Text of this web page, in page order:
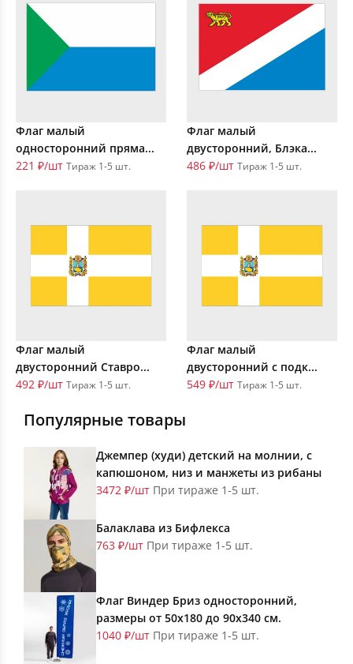
Флаг малый
односторонний пряма...
221 ₽/шт Тираж 1-5 шт.
Флаг малый
двусторонний, Блэка...
486 ₽/шт Тираж 1-5 шт.
Флаг малый
двусторонний Ставро...
492 ₽/шт Тираж 1-5 шт.
Флаг малый
двусторонний с подк...
549 ₽/шт Тираж 1-5 шт.
Популярные товары
Джемпер (худи) детский на молнии, с
капюшоном, низ и манжеты из рибаны
3472 ₽/шт При тираже 1-5 шт.
Балаклава из Бифлекса
763 ₽/шт При тираже 1-5 шт.
Флаг Виндер Бриз односторонний,
размеры от 50х180 до 90х340 см.
1040 ₽/шт При тираже 1-5 шт.